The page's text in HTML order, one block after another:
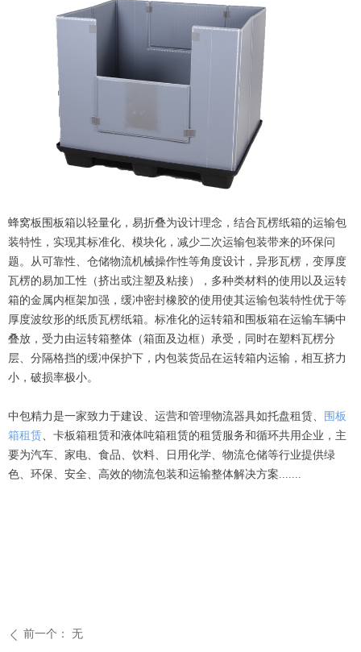
蜂窝板围板箱以轻量化，易折叠为设计理念，结合瓦楞纸箱的运输包
装特性，实现其标准化、模块化，减少二次运输包装带来的环保问
题。从可靠性、仓储物流机械操作性等角度设计，异形瓦楞，变厚度
瓦楞的易加工性（挤出或注塑及粘接），多种类材料的使用以及运转
箱的金属内框架加强，缓冲密封橡胶的使用使其运输包装特性优于等
厚度波纹形的纸质瓦楞纸箱。标准化的运转箱和围板箱在运输车辆中
叠放，受力由运转箱整体（箱面及边框）承受，同时在塑料瓦楞分
层、分隔格挡的缓冲保护下，内包装货品在运转箱内运输，相互挤力
小，破损率极小。
中包精力是一家致力于建设、运营和管理物流器具如托盘租赁、
围板
箱租赁 、卡板箱租赁和液体吨箱租赁的租赁服务和循环共用企业，主
要为汽车、家电、食品、饮料、日用化学、物流仓储等行业提供绿
色、环保、安全、高效的物流包装和运输整体解决方案.......
ꄴ 前一个： 无